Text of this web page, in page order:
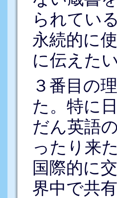
られてい
永続的に
に伝えた
３番目の
た。特に
だん英語
ったり来
国際的に
界中で共